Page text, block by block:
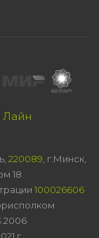
220089 , г.Минск,
18
100026606